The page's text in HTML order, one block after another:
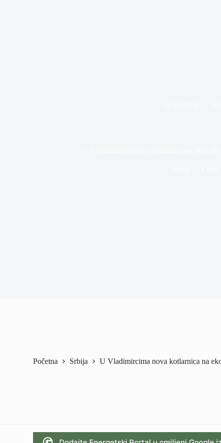
Početna Srbija U Vladimircima nova kotlarnica na